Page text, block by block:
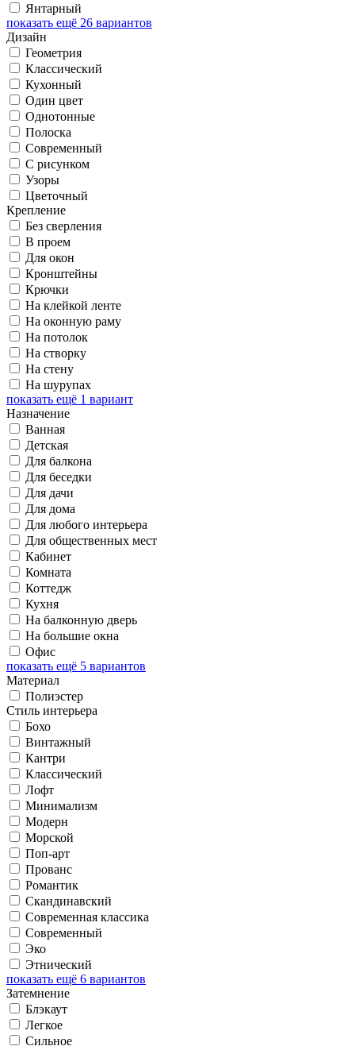
Янтарный
показать ещё 26 вариантов
Дизайн
Геометрия
Классический
Кухонный
Один цвет
Однотонные
Полоска
Современный
С рисунком
Узоры
Цветочный
Крепление
Без сверления
В проем
Для окон
Кронштейны
Крючки
На клейкой ленте
На оконную раму
На потолок
На створку
На стену
На шурупах
показать ещё 1 вариант
Назначение
Ванная
Детская
Для балкона
Для беседки
Для дачи
Для дома
Для любого интерьера
Для общественных мест
Кабинет
Комната
Коттедж
Кухня
На балконную дверь
На большие окна
Офис
показать ещё 5 вариантов
Материал
Полиэстер
Стиль интерьера
Бохо
Винтажный
Кантри
Классический
Лофт
Минимализм
Модерн
Морской
Поп-арт
Прованс
Романтик
Скандинавский
Современная классика
Современный
Эко
Этнический
показать ещё 6 вариантов
Затемнение
Блэкаут
Легкое
Сильное